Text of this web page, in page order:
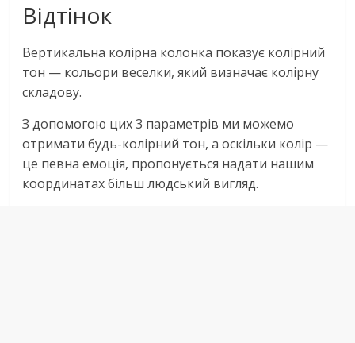
Відтінок
Вертикальна колірна колонка показує колірний
тон — кольори веселки, який визначає колірну
складову.
З допомогою цих 3 параметрів ми можемо
отримати будь-колірний тон, а оскільки колір —
це певна емоція, пропонується надати нашим
координатах більш людський вигляд.